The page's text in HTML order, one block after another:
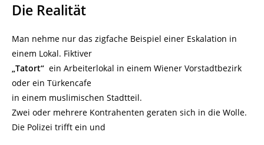
Die Realität
Man nehme nur das zigfache Beispiel einer Eskalation in
einem Lokal. Fiktiver
„Tatort“ ein Arbeiterlokal in einem Wiener Vorstadtbezirk
oder ein Türkencafe
in einem muslimischen Stadtteil.
Zwei oder mehrere Kontrahenten geraten sich in die Wolle.
Die Polizei trifft ein und